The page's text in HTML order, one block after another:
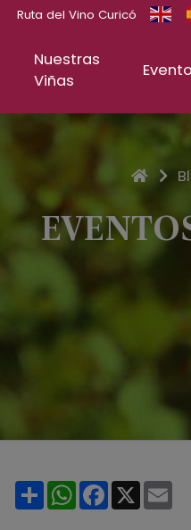
Ruta del Vino Curicó
Nuestras
Viñas
Inicio
ShareWhatsApp
Facebook
X